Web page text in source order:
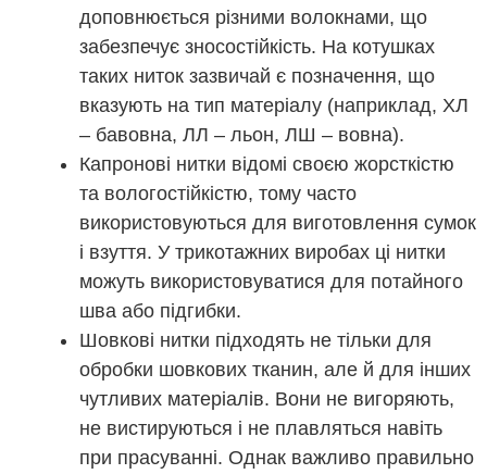
доповнюється різними волокнами, що
забезпечує зносостійкість. На котушках
таких ниток зазвичай є позначення, що
вказують на тип матеріалу (наприклад, ХЛ
– бавовна, ЛЛ – льон, ЛШ – вовна).
Капронові нитки відомі своєю жорсткістю
та вологостійкістю, тому часто
використовуються для виготовлення сумок
і взуття. У трикотажних виробах ці нитки
можуть використовуватися для потайного
шва або підгибки.
Шовкові нитки підходять не тільки для
обробки шовкових тканин, але й для інших
чутливих матеріалів. Вони не вигоряють,
не вистируються і не плавляться навіть
при прасуванні. Однак важливо правильно